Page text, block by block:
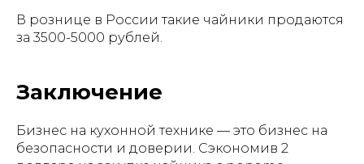
В рознице в России такие чайники продаются
за 3500-5000 рублей.
Заключение
Бизнес на кухонной технике — это бизнес на
безопасности и доверии. Сэкономив 2